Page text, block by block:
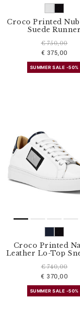
Croco Printed
Suede Runner
€ 750,00
€ 375,00
SUMMER SALE -50%
Croco Printed
Leather Lo-Top
€ 740,00
€ 370,00
SUMMER SALE -50%